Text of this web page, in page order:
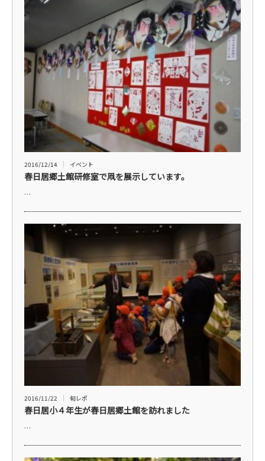
2016/12/14 イベント
春日居郷土館研修室で凧を展示しています。
…
2016/11/22 旬レポ
春日居小４年生が春日居郷土館を訪れました
…